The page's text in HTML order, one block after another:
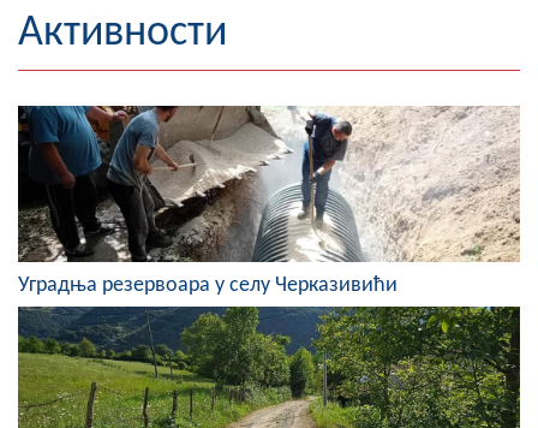
Историја
Географија
Насељена мјеста
Занимљивости
Фотогалерија
НАЧЕЛНИК
О Начелнику
Замјеник начелника
Активности
Уградња резервоара у селу Черказивићи